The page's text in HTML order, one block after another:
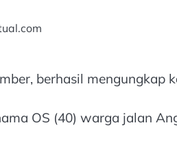
berhasil
OS (40) warga jalan